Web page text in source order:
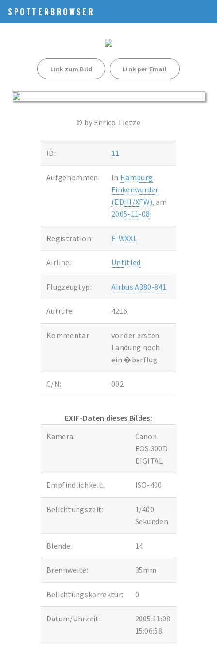
SPOTTERBROWSER
Link zum Bild Link per Email
© by Enrico Tietze
ID: 11
Aufgenommen: In Hamburg
Finkenwerder
(EDHI/XFW), am
2005-11-08
Registration: F-WXXL
Airline: Untitled
Flugzeugtyp: Airbus A380-841
Aufrufe: 4216
Kommentar:
vor der ersten
Landung noch
ein �berflug
C/N: 002
EXIF-Daten dieses Bildes:
Kamera:
Canon
EOS 300D
DIGITAL
Empfindlichkeit: ISO-400
Belichtungszeit:
1/400
Sekunden
Blende: 14
Brennweite: 35mm
Belichtungskorrektur: 0
Datum/Uhrzeit:
2005:11:08
15:06:58